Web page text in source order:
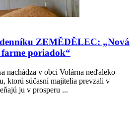
ZEMĚDĚLEC: „Nová
poriadok“
nachádza v obci Volárna neďaleko
ktorú súčasní majitelia prevzali v
ju v prosperu ...